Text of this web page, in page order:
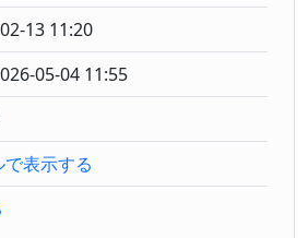
13 11:20
05-04 11:55
で表示する